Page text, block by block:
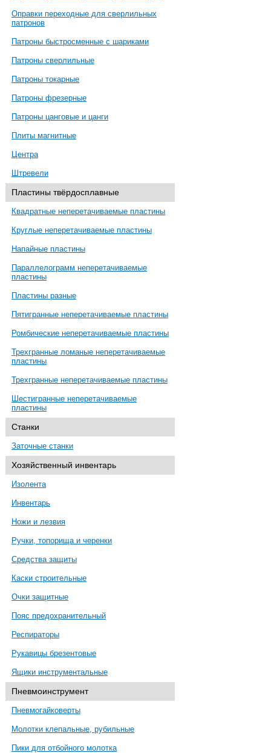
Оправки переходные для сверлильных
патронов
Патроны быстросменные с шариками
Патроны сверлильные
Патроны токарные
Патроны фрезерные
Патроны цанговые и цанги
Плиты магнитные
Центра
Штревели
Пластины твёрдосплавные
Квадратные неперетачиваемые пластины
Круглые неперетачиваемые пластины
Напайные пластины
Параллелограмм неперетачиваемые
пластины
Пластины разные
Пятигранные неперетачиваемые пластины
Ромбические неперетачиваемые пластины
Трехгранные ломаные неперетачиваемые
пластины
Трехгранные неперетачиваемые пластины
Шестигранные неперетачиваемые
пластины
Станки
Заточные станки
Хозяйственный инвентарь
Изолента
Инвентарь
Ножи и лезвия
Ручки, топорища и черенки
Средства защиты
Каски строительные
Очки защитные
Пояс предохранительный
Респираторы
Рукавицы брезентовые
Ящики инструментальные
Пневмоинструмент
Пневмогайковерты
Молотки клепальные, рубильные
Пики для отбойного молотка